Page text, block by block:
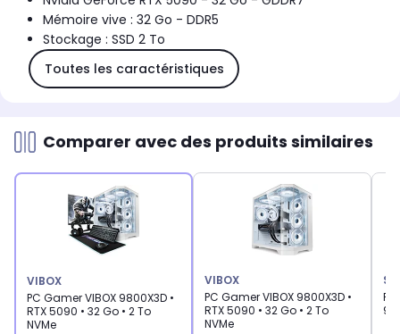
Mémoire vive : 32 Go - DDR5
Stockage : SSD 2 To
Toutes les caractéristiques
Comparer avec des produits similaires
VIBOX
PC Gamer VIBOX 9800X3D •
RTX 5090 • 32 Go • 2 To
NVMe
VIBOX
PC Gamer VIBOX 9800X3D •
RTX 5090 • 32 Go • 2 To
NVMe
9